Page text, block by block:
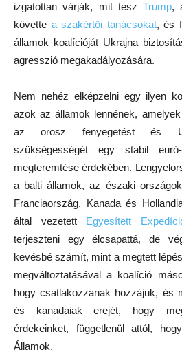
izgatottan várják, mit teszTrump,
követte a szakértői tanácsokat, és
államok koalícióját Ukrajna
agresszió megakadályozására.
Nem nehéz elképzelni egy ilyen
azok az államok lennének,
az orosz fenyegetést és
szükségességét egy stabil
megteremtése érdekében.
a balti államok, az északi
Franciaország, Kanada és
által vezetett Egyesített
terjeszteni egy élcsapattá, de
kevésbé számít, mint a megtett
megváltoztatásával a koalíció
hogy csatlakozzanak hozzájuk, és
és kanadaiak erejét, hogy
érdekeinket, függetlenül attól,
Államok.